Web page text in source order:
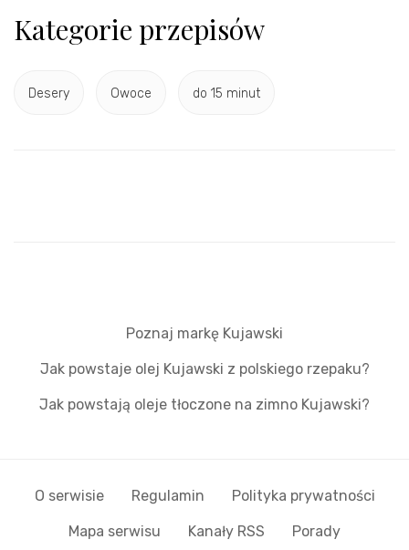
Kategorie przepisów
Desery Owoce do 15 minut
Poznaj markę Kujawski
Jak powstaje olej Kujawski z polskiego rzepaku?
Jak powstają oleje tłoczone na zimno Kujawski?
O serwisie Regulamin Polityka prywatności
Mapa serwisu Kanały RSS Porady